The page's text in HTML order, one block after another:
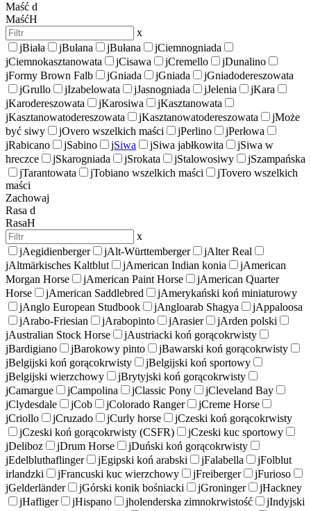
Maść d
MaśćH
x
jBiała jBułana jBułana jCiemnogniada
jCiemnokasztanowata jCisawa jCremello jDunalino
jFormy Brown Falb jGniada jGniada jGniadodereszowata
jGrullo jIzabelowata jJasnogniada jJelenia jKara
jKarodereszowata jKarosiwa jKasztanowata
jKasztanowatodereszowata jKasztanowatodereszowata jMoże
być siwy
jOvero wszelkich maści jPerlino jPerłowa
jRabicano jSabino jSiwa jSiwa jabłkowita jSiwa w
hreczce
jSkarogniada jSrokata jStalowosiwy jSzampańska
jTarantowata jTobiano wszelkich maści jTovero wszelkich
maści
Zachowaj
Rasa d
RasaH
x
jAegidienberger jAlt-Württemberger jAlter Real
jAltmärkisches Kaltblut jAmerican Indian konia jAmerican
Morgan Horse
jAmerican Paint Horse jAmerican Quarter
Horse
jAmerican Saddlebred jAmerykański koń miniaturowy
jAnglo European Studbook jAngloarab Shagya jAppaloosa
jArabo-Friesian jArabopinto jArasier jArden polski
jAustralian Stock Horse jAustriacki koń gorącokrwisty
jBardigiano jBarokowy pinto jBawarski koń gorącokrwisty
jBelgijski koń gorącokrwisty jBelgijski koń sportowy
jBelgijski wierzchowy jBrytyjski koń gorącokrwisty
jCamargue jCampolina jClassic Pony jCleveland Bay
jClydesdale jCob jColorado Ranger jCreme Horse
jCriollo jCruzado jCurly horse jCzeski koń gorącokrwisty
jCzeski koń gorącokrwisty (CSFR) jCzeski kuc sportowy
jDeliboz jDrum Horse jDuński koń gorącokrwisty
jEdelbluthaflinger jEgipski koń arabski jFalabella jFolblut
irlandzki
jFrancuski kuc wierzchowy jFreiberger jFurioso
jGelderländer jGórski konik bośniacki jGroninger jHackney
jHafliger jHispano jholenderska zimnokrwistość jIndyjski